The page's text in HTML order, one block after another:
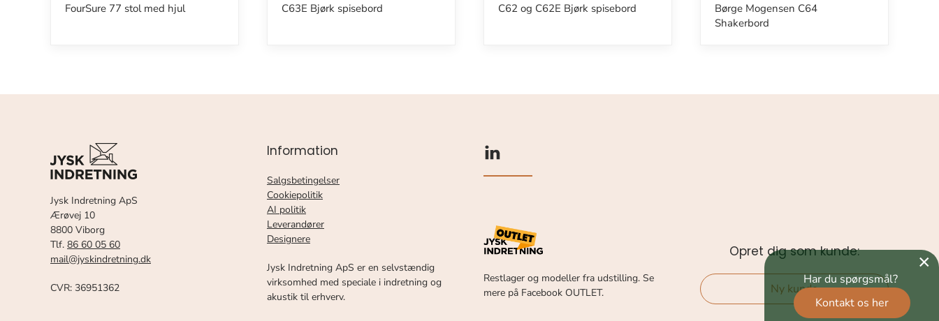
FourSure 77 stol med hjul C63E Bjørk spisebord C62 og C62E Bjørk spisebord
Børge Mogensen C64
Shakerbord
Jysk Indretning ApS
Ærøvej 10
8800 Viborg
Tlf. 86 60 05 60
mail@jyskindretning.dk
CVR: 36951362
Information
Salgsbetingelser
Cookiepolitik
AI politik
Leverandører
Designere
Jysk Indretning ApS er en selvstændig
virksomhed med speciale i indretning og
akustik til erhverv.
Restlager og modeller fra udstilling. Se
mere på Facebook OUTLET.
Opret dig som kunde:
Ny kunde
×
Har du spørgsmål?
Kontakt os her